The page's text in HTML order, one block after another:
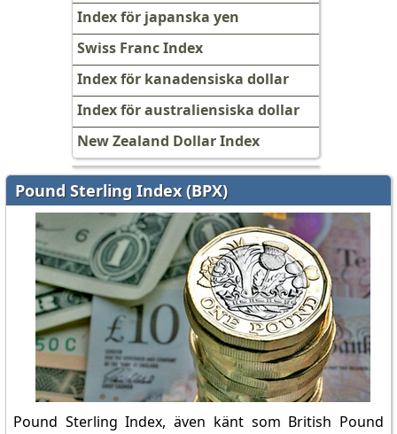
Index för japanska yen
Swiss Franc Index
Index för kanadensiska dollar
Index för australiensiska dollar
New Zealand Dollar Index
Pound Sterling Index (BPX)
Pound Sterling Index, även känt som British Pound